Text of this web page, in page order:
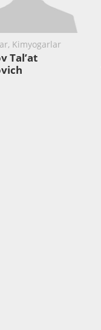
Kimyogarlar
Tal’at